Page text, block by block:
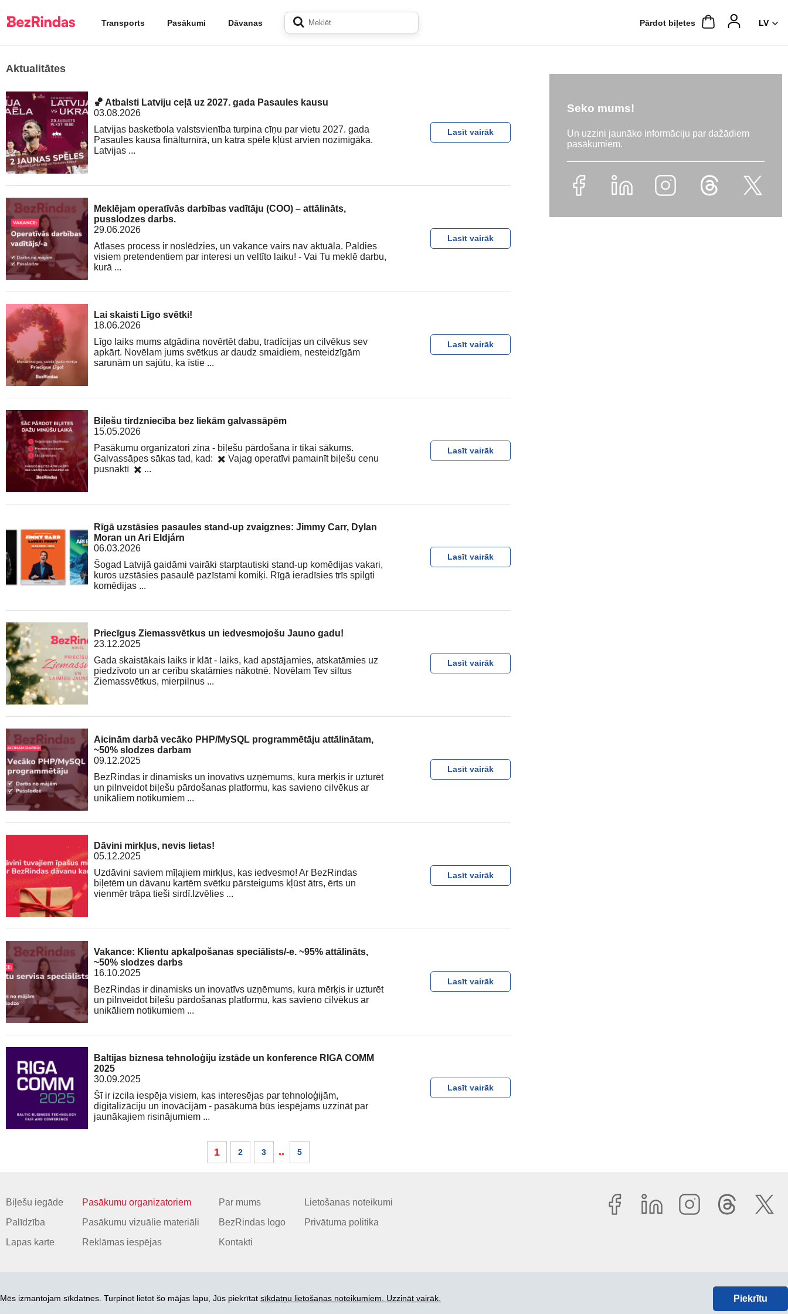
Transports Pasākumi Dāvanas Pārdot biļetes
Aktualitātes
🏀 Atbalsti Latviju ceļā uz 2027. gada Pasaules kausu
03.08.2026
Latvijas basketbola valstsvienība turpina cīņu par vietu 2027. gada
Pasaules kausa finālturnīrā, un katra spēle kļūst arvien nozīmīgāka.
Latvijas ...
Lasīt vairāk
Meklējam operatīvās darbības vadītāju (COO) – attālināts,
pusslodzes darbs.
29.06.2026
Atlases process ir noslēdzies, un vakance vairs nav aktuāla. Paldies
visiem pretendentiem par interesi un veltīto laiku! - Vai Tu meklē darbu,
kurā ...
Lasīt vairāk
Lai skaisti Līgo svētki!
18.06.2026
Līgo laiks mums atgādina novērtēt dabu, tradīcijas un cilvēkus sev
apkārt. Novēlam jums svētkus ar daudz smaidiem, nesteidzīgām
sarunām un sajūtu, ka īstie ...
Lasīt vairāk
Biļešu tirdzniecība bez liekām galvassāpēm
15.05.2026
Pasākumu organizatori zina - biļešu pārdošana ir tikai sākums.
Galvassāpes sākas tad, kad: ✖️ Vajag operatīvi pamainīt biļešu cenu
pusnaktī ✖️ ...
Lasīt vairāk
Rīgā uzstāsies pasaules stand-up zvaigznes: Jimmy Carr, Dylan
Moran un Ari Eldjárn
06.03.2026
Šogad Latvijā gaidāmi vairāki starptautiski stand-up komēdijas vakari,
kuros uzstāsies pasaulē pazīstami komiķi. Rīgā ieradīsies trīs spilgti
komēdijas ...
Lasīt vairāk
Priecīgus Ziemassvētkus un iedvesmojošu Jauno gadu!
23.12.2025
Gada skaistākais laiks ir klāt - laiks, kad apstājamies, atskatāmies uz
piedzīvoto un ar cerību skatāmies nākotnē. Novēlam Tev siltus
Ziemassvētkus, mierpilnus ...
Lasīt vairāk
Aicinām darbā vecāko PHP/MySQL programmētāju attālinātam,
~50% slodzes darbam
09.12.2025
BezRindas ir dinamisks un inovatīvs uzņēmums, kura mērķis ir uzturēt
un pilnveidot biļešu pārdošanas platformu, kas savieno cilvēkus ar
unikāliem notikumiem ...
Lasīt vairāk
Dāvini mirkļus, nevis lietas!
05.12.2025
Uzdāvini saviem mīļajiem mirkļus, kas iedvesmo! Ar BezRindas
biļetēm un dāvanu kartēm svētku pārsteigums kļūst ātrs, ērts un
vienmēr trāpa tieši sirdī.Izvēlies ...
Lasīt vairāk
Vakance: Klientu apkalpošanas speciālists/-e. ~95% attālināts,
~50% slodzes darbs
16.10.2025
BezRindas ir dinamisks un inovatīvs uzņēmums, kura mērķis ir uzturēt
un pilnveidot biļešu pārdošanas platformu, kas savieno cilvēkus ar
unikāliem notikumiem ...
Lasīt vairāk
Baltijas biznesa tehnoloģiju izstāde un konference RIGA COMM
2025
30.09.2025
Šī ir izcila iespēja visiem, kas interesējas par tehnoloģijām,
digitalizāciju un inovācijām - pasākumā būs iespējams uzzināt par
jaunākajiem risinājumiem ...
Lasīt vairāk
1 2 3 .. 5
Seko mums!
Un uzzini jaunāko informāciju par dažādiem
pasākumiem.
Biļešu iegāde
Palīdzība
Lapas karte
Pasākumu organizatoriem
Pasākumu vizuālie materiāli
Reklāmas iespējas
Par mums
BezRindas logo
Kontakti
Lietošanas noteikumi
Privātuma politika
© 2006-2026 SIA "BEZRINDAS.LV".
Mēs izmantojam sīkdatnes. Turpinot lietot šo mājas lapu, Jūs piekrītat sīkdatņu lietošanas noteikumiem. Uzzināt vairāk. Piekrītu